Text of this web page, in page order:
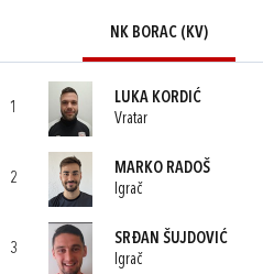
NK BORAC (KV)
1
LUKA KORDIĆ
Vratar
2
MARKO RADOŠ
Igrač
3
SRĐAN ŠUJDOVIĆ
Igrač